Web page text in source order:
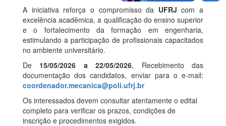
A iniciativa reforça o compromisso da UFRJ com a
excelência acadêmica, a qualificação do ensino superior
e o fortalecimento da formação em engenharia,
estimulando a participação de profissionais capacitados
no ambiente universitário.
De 15/05/2026 a 22/05/2026, Recebimento das
documentação dos candidatos, enviar para o e-mail:
coordenador.mecanica@poli.ufrj.br
Os interessados devem consultar atentamente o edital
completo para verificar os prazos, condições de
inscrição e procedimentos exigidos.